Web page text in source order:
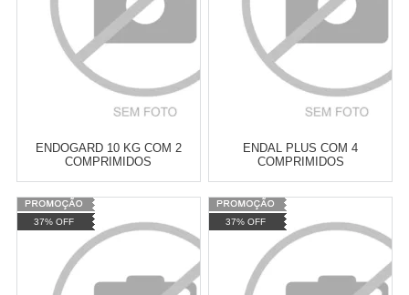
ENDOGARD 10 KG COM 2
COMPRIMIDOS
Varejo:
Atacado: R$ 2.550,90 (Apenas
Revendedor)
10 x
Cat:VERMÍFUGOS
ENDAL PLUS COM 4
COMPRIMIDOS
Varejo:
Atacado: R$ 2.550,90 (Apenas
Revendedor)
10
Cat:VERMÍFUGOS
37% OFF 37% OFF